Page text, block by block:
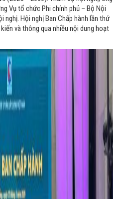
Vụ tổ chức Phi chính phủ – Bộ Nội
nghị. Hội nghị Ban Chấp hành lần thứ
và thông qua nhiều nội dung hoạt